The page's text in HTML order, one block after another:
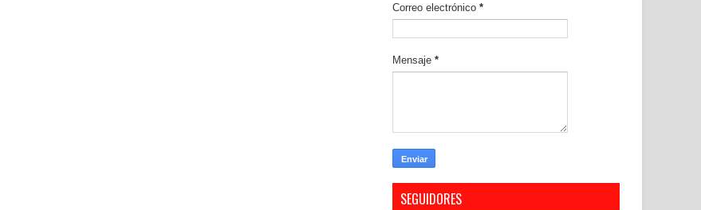
Correo electrónico *
Mensaje *
SEGUIDORES